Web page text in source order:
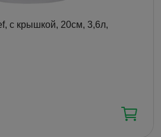
с крышкой, 20см, 3,6л,